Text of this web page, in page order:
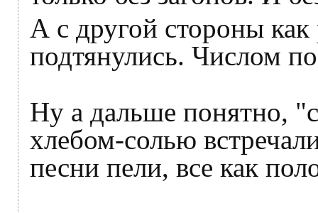
А с другой стороны как
подтянулись. Числом
Ну а дальше понятно,
хлебом-солью
песни пели, все как